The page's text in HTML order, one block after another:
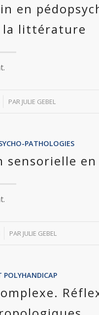
en
la littérature
PAR JULIE GEBEL
PATHOLOGIES
PAR JULIE GEBEL
POLYHANDICAP